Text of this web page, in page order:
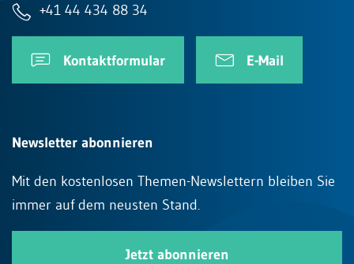
+41 44 434 88 34
Kontaktformular E-Mail
Newsletter abonnieren
Mit den kostenlosen Themen-Newslettern bleiben Sie
immer auf dem neusten Stand.
Jetzt abonnieren